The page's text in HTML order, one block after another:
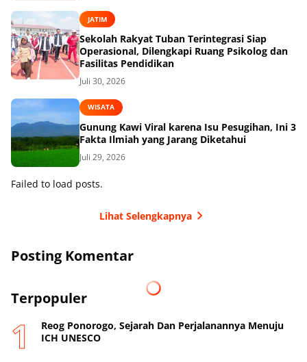
JATIM
Sekolah Rakyat Tuban Terintegrasi Siap
Operasional, Dilengkapi Ruang Psikolog dan
Fasilitas Pendidikan
Juli 30, 2026
WISATA
Gunung Kawi Viral karena Isu Pesugihan, Ini 3
Fakta Ilmiah yang Jarang Diketahui
Juli 29, 2026
Failed to load posts.
Lihat Selengkapnya
Posting Komentar
Terpopuler
Reog Ponorogo, Sejarah Dan Perjalanannya Menuju
ICH UNESCO